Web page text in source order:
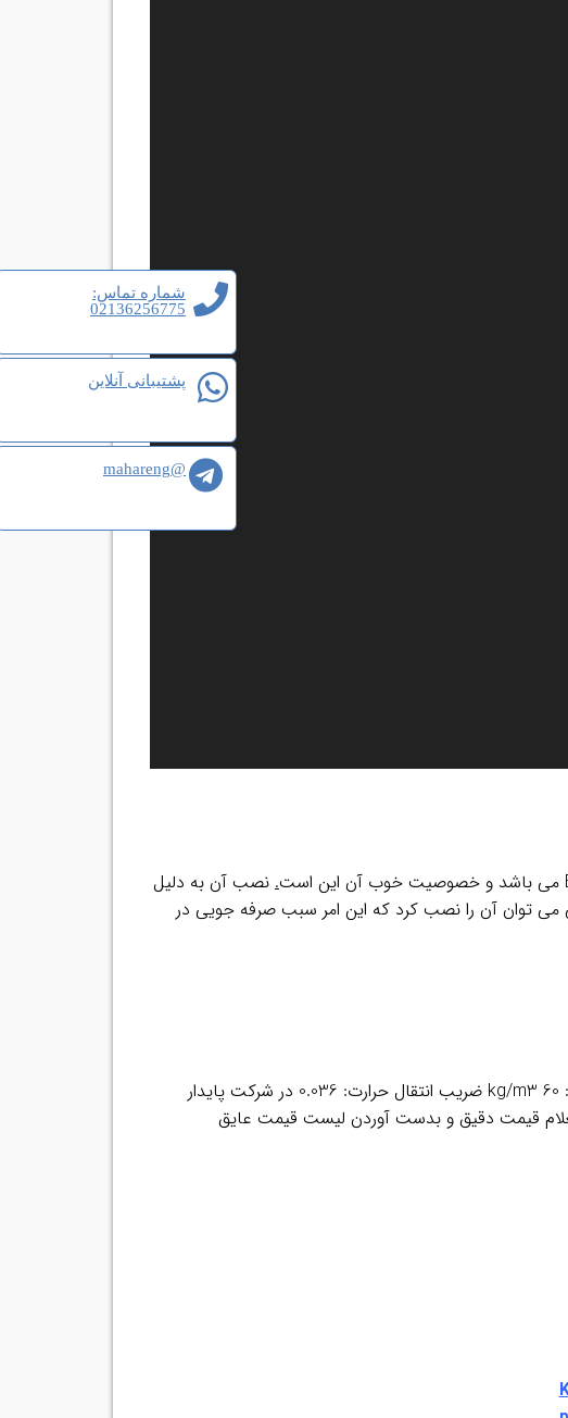
شماره تماس:
02136256775
پشتیبانی آنلاین
@mahareng
. نصب آن به دلیل
آن را نصب کرد که این امر سبب صرفه جویی در
عرض الاستومری چسب دار: 1100mm-1300mm طول عایق پشت چسبدار : 11M چگالی عایق پشت چسب دار : 60 kg/m3 ضریب انتقال حرارت: 0.036 در شرکت پایدار
قیمت دقیق و بدست آوردن لیست قیمت عایق